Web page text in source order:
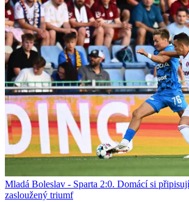
Mladá Boleslav - Sparta 2:0. Domácí si
zasloužený triumf